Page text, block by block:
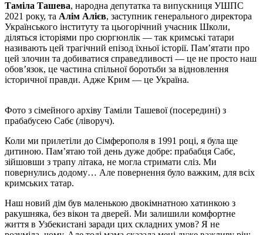
Таміла Ташева, народна депутатка та випускниця УШПС
2021 року, та Алім Алієв, заступник генерального директора
Українського інституту та цьогорічний учасник Школи,
діляться історіями про сюргюнлік — так кримські татари
називають цей трагічний епізод їхньої історії. Пам’ятати про
цей злочин та добиватися справедливості — це не просто наш
обов’язок, це частина спільної боротьби за відновлення
історичної правди. Адже Крим — це Україна.
Фото з сімейного архіву Таміли Ташевої (посередині) з
прабабусею Сабє (ліворуч).
Коли ми прилетіли до Сімферополя в 1991 році, я була ще
дитиною. Пам’ятаю той день дуже добре: прабабця Сабє,
зійшовши з трапу літака, не могла стримати сліз. Ми
повернулись додому… Але повернення було важким, для всіх
кримських татар.
Наш новий дім був маленькою двокімнатною хатинкою з
ракушняка, без вікон та дверей. Ми залишили комфортне
життя в Узбекистані заради цих складних умов? Я не